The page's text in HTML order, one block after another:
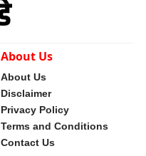
About Us
About Us
Disclaimer
Privacy Policy
Terms and Conditions
Contact Us